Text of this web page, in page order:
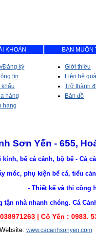
KHOẢN BẠN MUỐN
Đăng ký
tin
khẩu
hàng
hàng
Giới thiệu
Liên hệ
Trở thành
Bản đồ
Sơn Yến - 655,
kính, bể cá cảnh, bộ bể - Cá
móc, phụ kiện bể cá, tiểu
- Thiết kế và thi công
chóng. Cá Cảnh Sơn
038971263 | Cô Yến : 0983.
Website: www.cacanhsonyen.com